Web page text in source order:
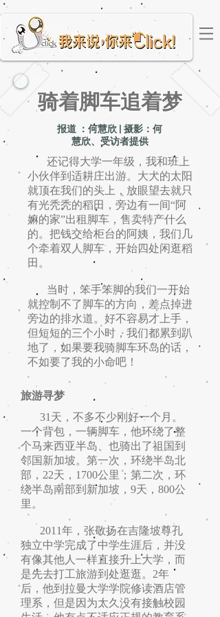
骑着脚车追着梦
报道 ：何慧欣 | 摄影：何
慧欣、受访者提供
还记得大学一年级，我和班上
小伙伴到适耕庄出游。大大的太阳
就顶在我们的头上，放眼望去就只
有光秃秃的稻田，旁边有一间“阿
嫲的家”出租脚车，售卖特产什么
的。把钱交给柜台的阿姨，我们几
个牵着双人脚车，开始四处闲逛稻
田。
当时，笨手笨脚的我们一开始
就控制不了脚车的方向，差点掉进
旁边的排水道。好不容易才上手，
但短短的三个小时，我们都累到趴
地了，如果要我骑脚车环岛的话，
不如要了我的小命吧！
旅游寻梦
31天，不多不少刚好一个月。
一个背包，一辆脚车，他环绕了整
个马来西亚半岛、也骑出了祖国到
邻国新加坡。第一次，环绕半岛北
部，22天，1700公里；第二次，环
绕半岛南部到新加坡，9天，800公
里。
2011年，张敬扬在吉隆坡尊孔
独立中学完成了中学生涯后，并没
有像其他人一样直接升上大学，而
是先去打工旅游到处逛逛。2年
后，他到拉曼大学学院修读酒店管
理系，但是因为太久没有接触校园